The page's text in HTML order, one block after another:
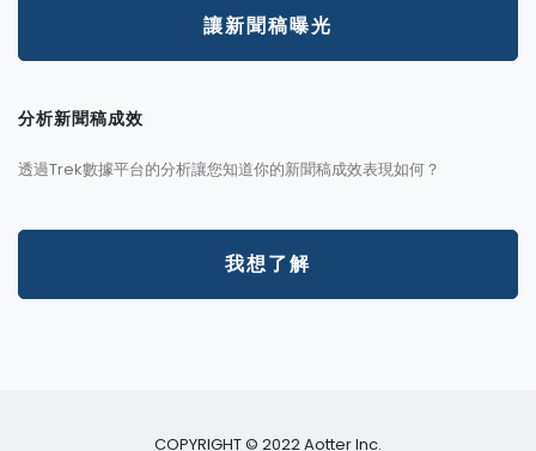
讓新聞稿曝光
分析新聞稿成效
透過Trek數據平台的分析讓您知道你的新聞稿成效表現如何？
我想了解
COPYRIGHT © 2022 Aotter Inc.